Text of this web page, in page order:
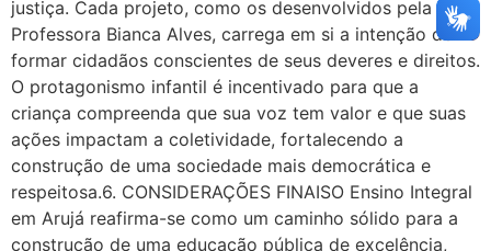
justiça. Cada projeto, como os desenvolvidos pela
Professora Bianca Alves, carrega em si a intenção de
formar cidadãos conscientes de seus deveres e direitos.
O protagonismo infantil é incentivado para que a
criança compreenda que sua voz tem valor e que suas
ações impactam a coletividade, fortalecendo a
construção de uma sociedade mais democrática e
respeitosa.6. CONSIDERAÇÕES FINAISO Ensino Integral
em Arujá reafirma-se como um caminho sólido para a
construção de uma educação pública de excelência,